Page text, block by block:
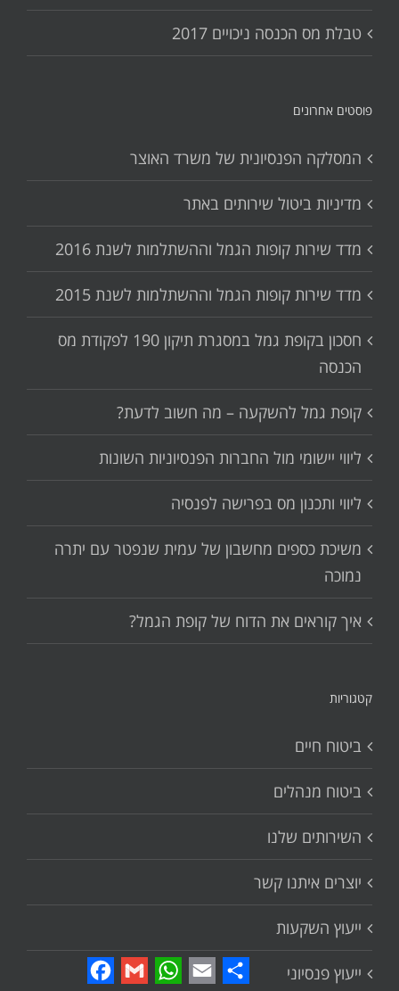
טבלת מס הכנסה ניכויים 2017
פוסטים אחרונים
המסלקה הפנסיונית של משרד האוצר
מדיניות ביטול שירותים באתר
מדד שירות קופות הגמל וההשתלמות לשנת 2016
מדד שירות קופות הגמל וההשתלמות לשנת 2015
חסכון בקופת גמל במסגרת תיקון 190 לפקודת מס
הכנסה
קופת גמל להשקעה – מה חשוב לדעת?
ליווי יישומי מול החברות הפנסיוניות השונות
ליווי ותכנון מס בפרישה לפנסיה
משיכת כספים מחשבון של עמית שנפטר עם יתרה
נמוכה
איך קוראים את הדוח של קופת הגמל?
קטגוריות
ביטוח חיים
ביטוח מנהלים
השירותים שלנו
יוצרים איתנו קשר
ייעוץ השקעות
ייעוץ פנסיוני FacebookGmail
WhatsAppEmailShare